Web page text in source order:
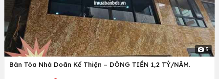
5
Bán Tòa Nhà Doãn Kế Thiện – DÒNG TIỀN 1,2 TỶ/NĂM.